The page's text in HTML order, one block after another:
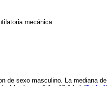
mecánica.
de sexo masculino. La mediana